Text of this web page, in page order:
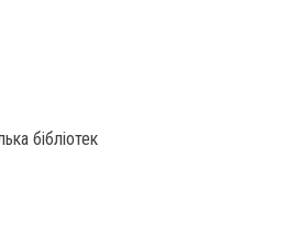
бібліотек